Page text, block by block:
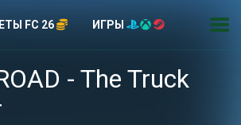
FC 26 ИГРЫ
- The Truck